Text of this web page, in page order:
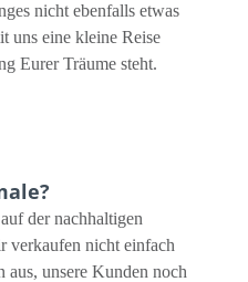
nicht ebenfalls etwas
uns eine kleine Reise
Eurer Träume steht.
der nachhaltigen
verkaufen nicht einfach
aus, unsere Kunden noch